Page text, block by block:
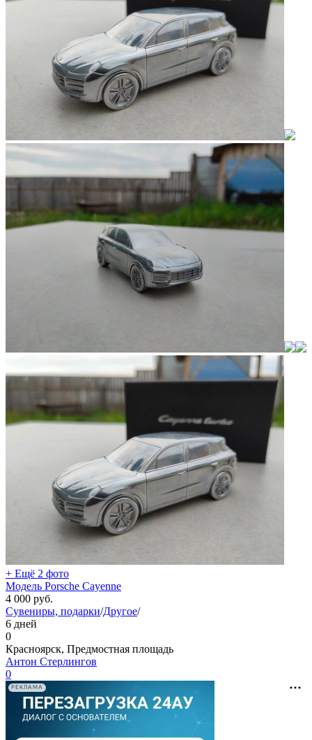
+ Ещё 2 фото
Модель Porsche Cayenne
4 000 руб.
Сувениры, подарки/Другое/
6 дней
0
Красноярск, Предмостная площадь
Антон Стерлингов
0
РЕКЛАМА